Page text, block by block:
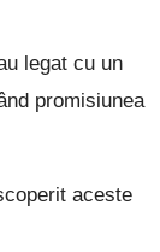
legat cu un
promisiunea
aceste